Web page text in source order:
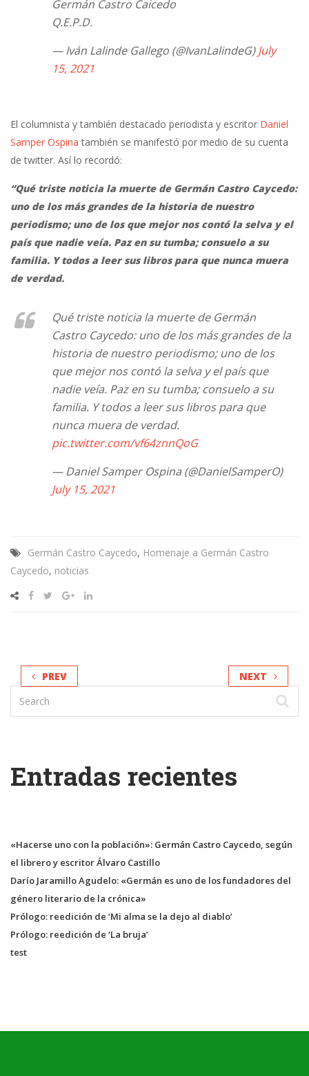
Germán Castro Caicedo
Q.E.P.D.
— Iván Lalinde Gallego (@IvanLalindeG)July
15, 2021
El columnista y también destacado periodista y escritor Daniel
Samper Ospina también se manifestó por medio de su cuenta
de twitter. Así lo recordó:
“Qué triste noticia la muerte de Germán Castro Caycedo:
uno de los más grandes de la historia de nuestro
periodismo; uno de los que mejor nos contó la selva y el
país que nadie veía. Paz en su tumba; consuelo a su
familia. Y todos a leer sus libros para que nunca muera
de verdad.
Qué triste noticia la muerte de Germán
Castro Caycedo: uno de los más grandes de la
historia de nuestro periodismo; uno de los
que mejor nos contó la selva y el país que
nadie veía. Paz en su tumba; consuelo a su
familia. Y todos a leer sus libros para que
nunca muera de verdad.
pic.twitter.com/vf64znnQoG
— Daniel Samper Ospina (@DanielSamperO)
July 15, 2021
Germán Castro Caycedo, Homenaje a Germán Castro
Caycedo, noticias
PREV NEXT
Entradas recientes
«Hacerse uno con la población»: Germán Castro Caycedo, según
el librero y escritor Álvaro Castillo
Darío Jaramillo Agudelo: «Germán es uno de los fundadores del
género literario de la crónica»
Prólogo: reedición de ‘Mi alma se la dejo al diablo’
Prólogo: reedición de ‘La bruja’
test